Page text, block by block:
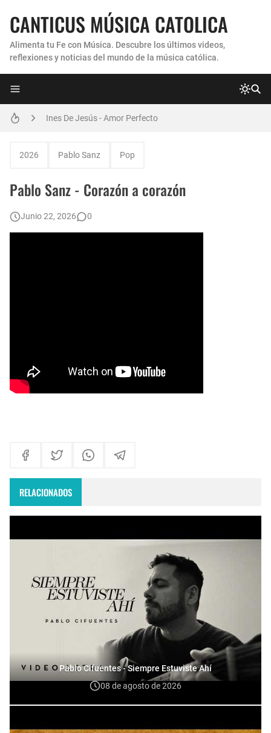
CANTICUS MÚSICA CATOLICA
Alimenta tu Fe con Música. Descubre los últimos videos,
reflexiones y noticias del mundo de la música católica.
Ines De Jesús - Amor Perfecto
2026 Pablo Sanz Pop
Pablo Sanz - Corazón a corazón
Junio 22, 2026 0
RELACIONADOS
Pablo Cifuentes - Siempre Estuviste Ahí
08 de agosto de 2026